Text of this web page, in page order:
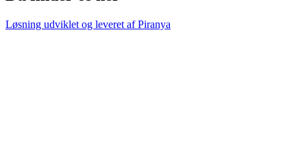
Løsning udviklet og leveret afPiranya